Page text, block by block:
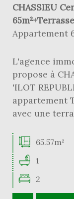
CHASSIEU
Appartement
L'agence
propose à
'ILOT
appartement
avec une
65.57m²
1
2